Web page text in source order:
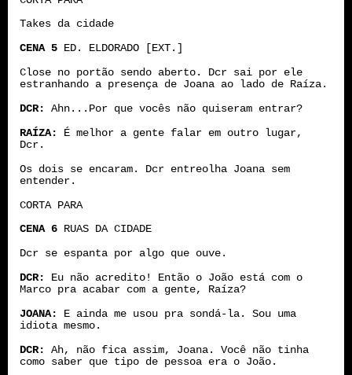
Takes da cidade
CENA 5 ED. ELDORADO [EXT.]
Close no portão sendo aberto. Dcr sai por ele
estranhando a presença de Joana ao lado de Raíza.
DCR:
Ahn...Por que vocês não quiseram entrar?
RAÍZA:
É melhor a gente falar em outro lugar,
Dcr.
Os dois se encaram. Dcr entreolha Joana sem
entender.
CORTA PARA
CENA 6 RUAS DA CIDADE
Dcr se espanta por algo que ouve.
DCR:
Eu não acredito! Então o João está com o
Marco pra acabar com a gente, Raíza?
JOANA:
E ainda me usou pra sondá-la. Sou uma
idiota mesmo.
DCR:
Ah, não fica assim, Joana. Você não tinha
como saber que tipo de pessoa era o João.